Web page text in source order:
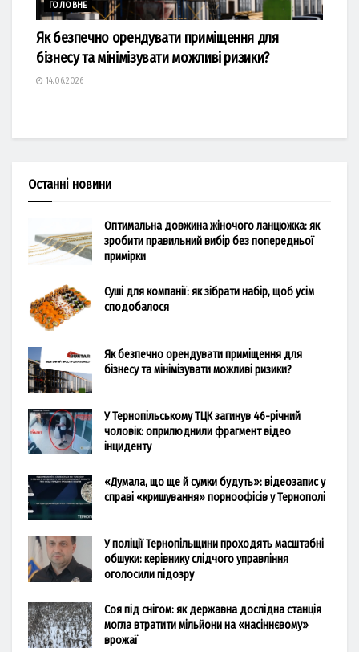
ГОЛОВНЕ
Як безпечно орендувати приміщення для
бізнесу та мінімізувати можливі ризики?
14.06.2026
Останні новини
Оптимальна довжина жіночого ланцюжка: як
зробити правильний вибір без попередньої
примірки
Суші для компанії: як зібрати набір, щоб усім
сподобалося
Як безпечно орендувати приміщення для
бізнесу та мінімізувати можливі ризики?
У Тернопільському ТЦК загинув 46-річний
чоловік: оприлюднили фрагмент відео
інциденту
«Думала, що ще й сумки будуть»: відеозапис у
справі «кришування» порноофісів у Тернополі
У поліції Тернопільщини проходять масштабні
обшуки: керівнику слідчого управління
оголосили підозру
Соя під снігом: як державна дослідна станція
могла втратити мільйони на «насіннєвому»
врожаї